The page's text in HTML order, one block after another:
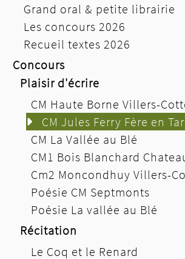
Grand oral & petite librairie
Les concours 2026
Recueil textes 2026
Concours
Plaisir d'écrire
CM Haute Borne Villers-
CM Jules Ferry Fère en
CM La Vallée au Blé
CM1 Bois Blanchard
Cm2 Moncondhuy Villers-
Poésie CM Septmonts
Poésie La vallée au Blé
Récitation
Le Coq et le Renard